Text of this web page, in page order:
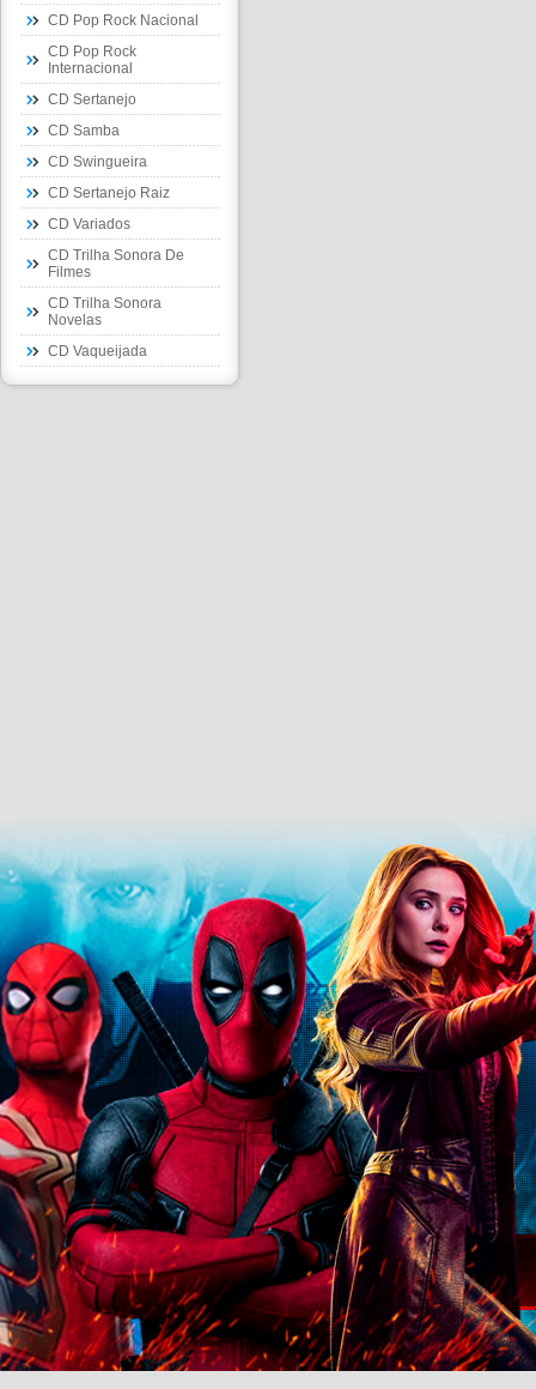
CD Pop Rock Nacional
CD Pop Rock
Internacional
CD Sertanejo
CD Samba
CD Swingueira
CD Sertanejo Raiz
CD Variados
CD Trilha Sonora De
Filmes
CD Trilha Sonora
Novelas
CD Vaqueijada